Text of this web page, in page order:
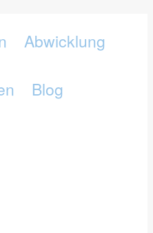
Abwicklung
Blog